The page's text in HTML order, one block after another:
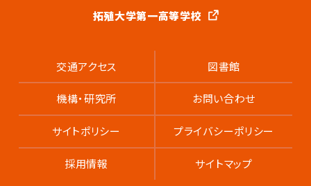
拓殖大学第一高等学校
交通アクセス 図書館
機構・研究所 お問い合わせ
サイトポリシー プライバシーポリシー
採用情報 サイトマップ